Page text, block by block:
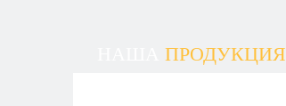
ПРОДУКЦИЯ